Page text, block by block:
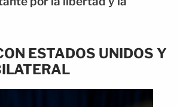
ESTADOS UNIDOS Y